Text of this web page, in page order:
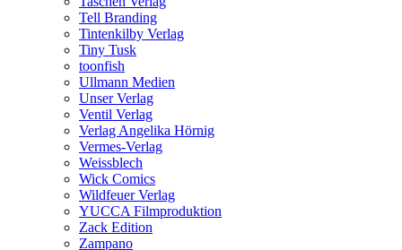
Tell Branding
Tintenkilby Verlag
Tiny Tusk
toonfish
Ullmann Medien
Unser Verlag
Ventil Verlag
Verlag Angelika Hörnig
Vermes-Verlag
Weissblech
Wick Comics
Wildfeuer Verlag
YUCCA Filmproduktion
Zack Edition
Zampano